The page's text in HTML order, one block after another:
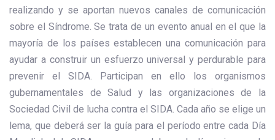
realizando y se aportan nuevos canales de comunicación
sobre el Síndrome. Se trata de un evento anual en el que la
mayoría de los países establecen una comunicación para
ayudar a construir un esfuerzo universal y perdurable para
prevenir el SIDA. Participan en ello los organismos
gubernamentales de Salud y las organizaciones de la
Sociedad Civil de lucha contra el SIDA. Cada año se elige un
lema, que deberá ser la guía para el período entre cada Día